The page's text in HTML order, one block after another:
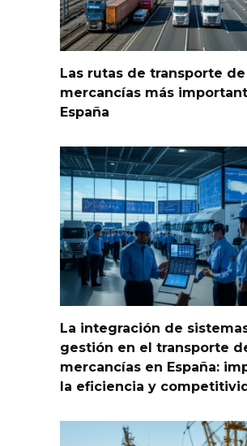
Las rutas de transporte de
mercancías más
España
La integración de
gestión en el transporte
mercancías en España:
la eficiencia y